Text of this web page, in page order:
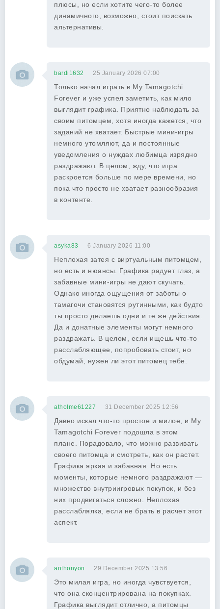
плюсы, но если хотите чего-то более
динамичного, возможно, стоит поискать
альтернативы.
bardi1632 25 January 2026 07:00
Только начал играть в My Tamagotchi
Forever и уже успел заметить, как мило
выглядит графика. Приятно наблюдать за
своим питомцем, хотя иногда кажется, что
заданий не хватает. Быстрые мини-игры
немного утомляют, да и постоянные
уведомления о нуждах любимца изрядно
раздражают. В целом, жду, что игра
раскроется больше по мере времени, но
пока что просто не хватает разнообразия
в контенте.
asyka83 6 January 2026 11:00
Неплохая затея с виртуальным питомцем,
но есть и нюансы. Графика радует глаз, а
забавные мини-игры не дают скучать.
Однако иногда ощущения от заботы о
тамагочи становятся рутинными, как будто
ты просто делаешь одни и те же действия.
Да и донатные элементы могут немного
раздражать. В целом, если ищешь что-то
расслабляющее, попробовать стоит, но
обдумай, нужен ли этот питомец тебе.
atholme61227 31 December 2025 12:56
Давно искал что-то простое и милое, и My
Tamagotchi Forever подошла в этом
плане. Порадовало, что можно развивать
своего питомца и смотреть, как он растет.
Графика яркая и забавная. Но есть
моменты, которые немного раздражают —
множество внутриигровых покупок, и без
них продвигаться сложно. Неплохая
расслаблялка, если не брать в расчет этот
аспект.
anthonyon 29 December 2025 13:56
Это милая игра, но иногда чувствуется,
что она сконцентрирована на покупках.
Графика выглядит отлично, а питомцы